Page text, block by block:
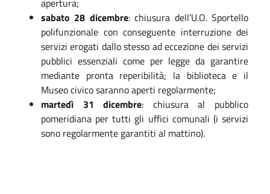
sabato 28 dicembre: chiusura dell’U.O. Sportello
polifunzionale con conseguente interruzione dei
servizi erogati dallo stesso ad eccezione dei servizi
pubblici essenziali come per legge da garantire
mediante pronta reperibilità; la biblioteca e il
Museo civico saranno aperti regolarmente;
martedì 31 dicembre: chiusura al pubblico
pomeridiana per tutti gli uffici comunali (i servizi
sono regolarmente garantiti al mattino).